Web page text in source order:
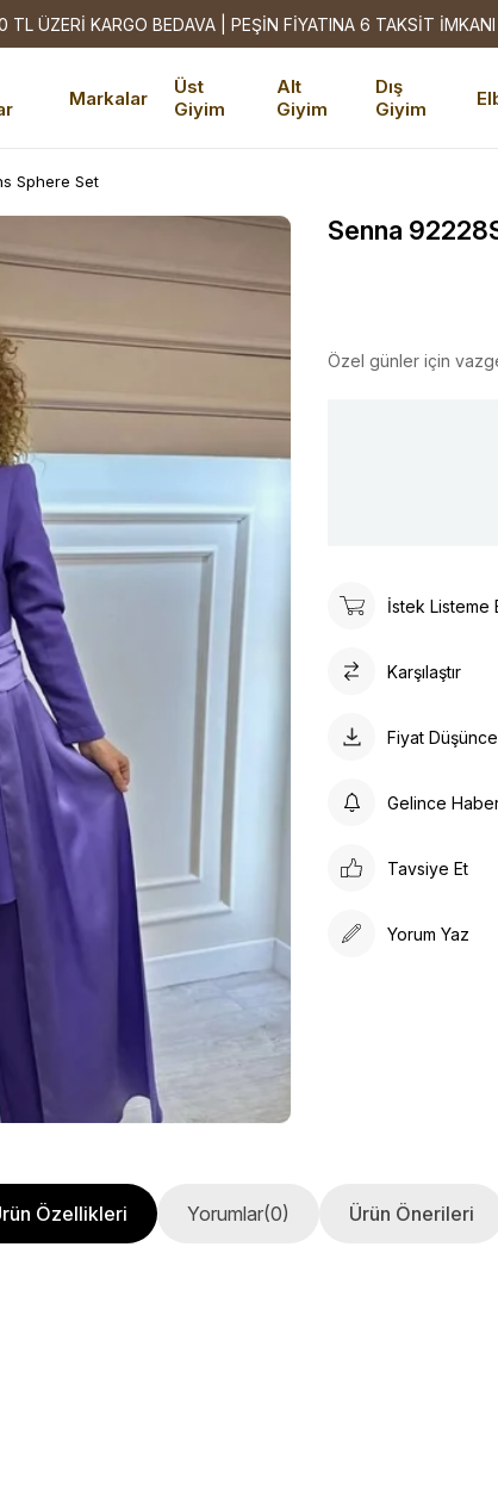
TL ÜZERİ KARGO BEDAVA | PEŞİN FİYATINA 6 TAKSİT İMKANI
Markalar
Üst
Giyim
Alt
Giyim
Dış
Giyim
Sphere Set
Senna
Özel günler için
İstek Listeme
Karşılaştır
Fiyat
Gelince
Tavsiye Et
Yorum Yaz
Özellikleri Yorumlar(0) Ürün Önerileri